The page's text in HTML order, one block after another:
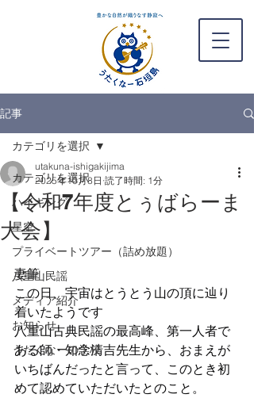
記事
カテゴリを選択
ハイキング
星空
プライベートツアー（詰め放題）
八重山民謡
メディア紹介
お知らせ
うたくなーの学校
カテゴリを選択
【令和7年度とぅばらーま
大会】
utakuna-ishigakijima
2025年10月8日 読了時間: 1分
妻筆
この日、宇宙はとうとう山の頂に辿り
着いたようです
八重山古典民謡の最高峰、第一人者で
ある師・知念清吉先生から、おまえが
いちばんだったと言って、このとき初
めて認めていただいたとのこと。